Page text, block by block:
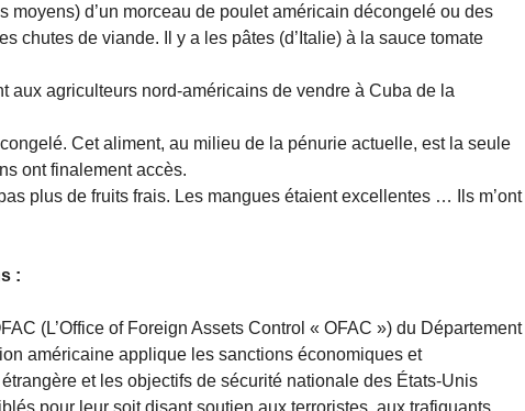
moyens) d’un morceau de poulet américain décongelé ou des
chutes de viande. Il y a les pâtes (d’Italie) à la sauce tomate
aux agriculteurs nord-américains de vendre à Cuba de la
Cet aliment, au milieu de la pénurie actuelle, est la seule
ont finalement accès.
plus de fruits frais. Les mangues étaient excellentes … Ils m’ont
:
(L’Office of Foreign Assets Control « OFAC ») du Département
américaine applique les sanctions économiques et
et les objectifs de sécurité nationale des États-Unis